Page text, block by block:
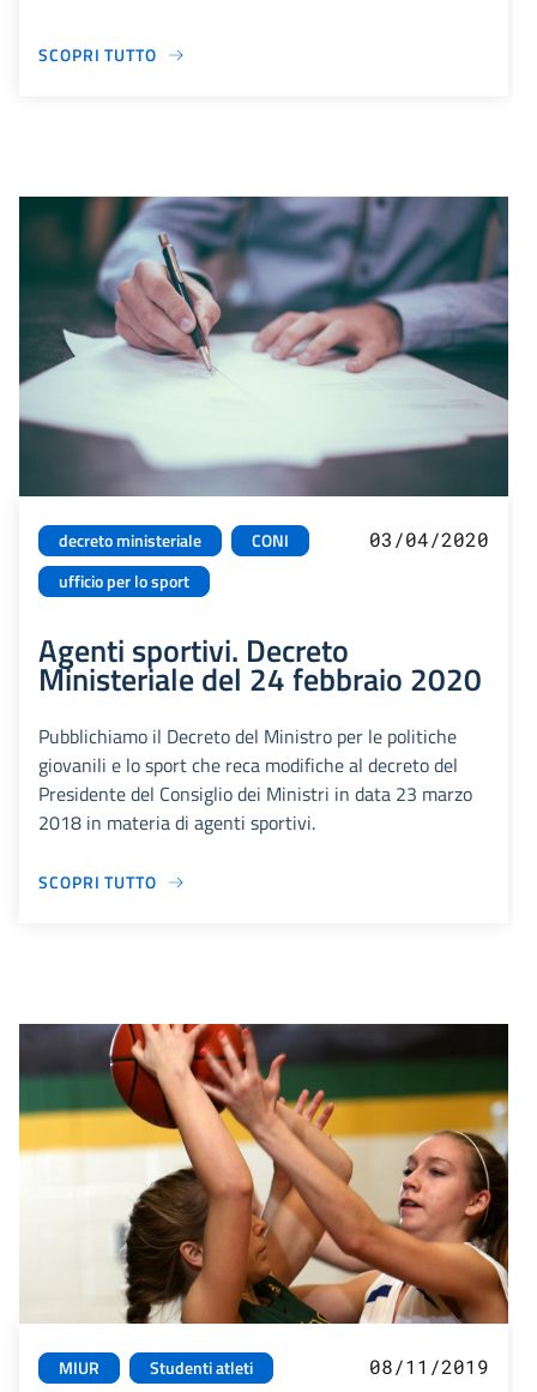
SCOPRI TUTTO
decreto ministeriale
CONI
ufficio per lo sport
03/04/2020
Agenti sportivi. Decreto
Ministeriale del 24 febbraio 2020
Pubblichiamo il Decreto del Ministro per le politiche
giovanili e lo sport che reca modifiche al decreto del
Presidente del Consiglio dei Ministri in data 23 marzo
2018 in materia di agenti sportivi.
SCOPRI TUTTO
MIUR Studenti atleti 08/11/2019